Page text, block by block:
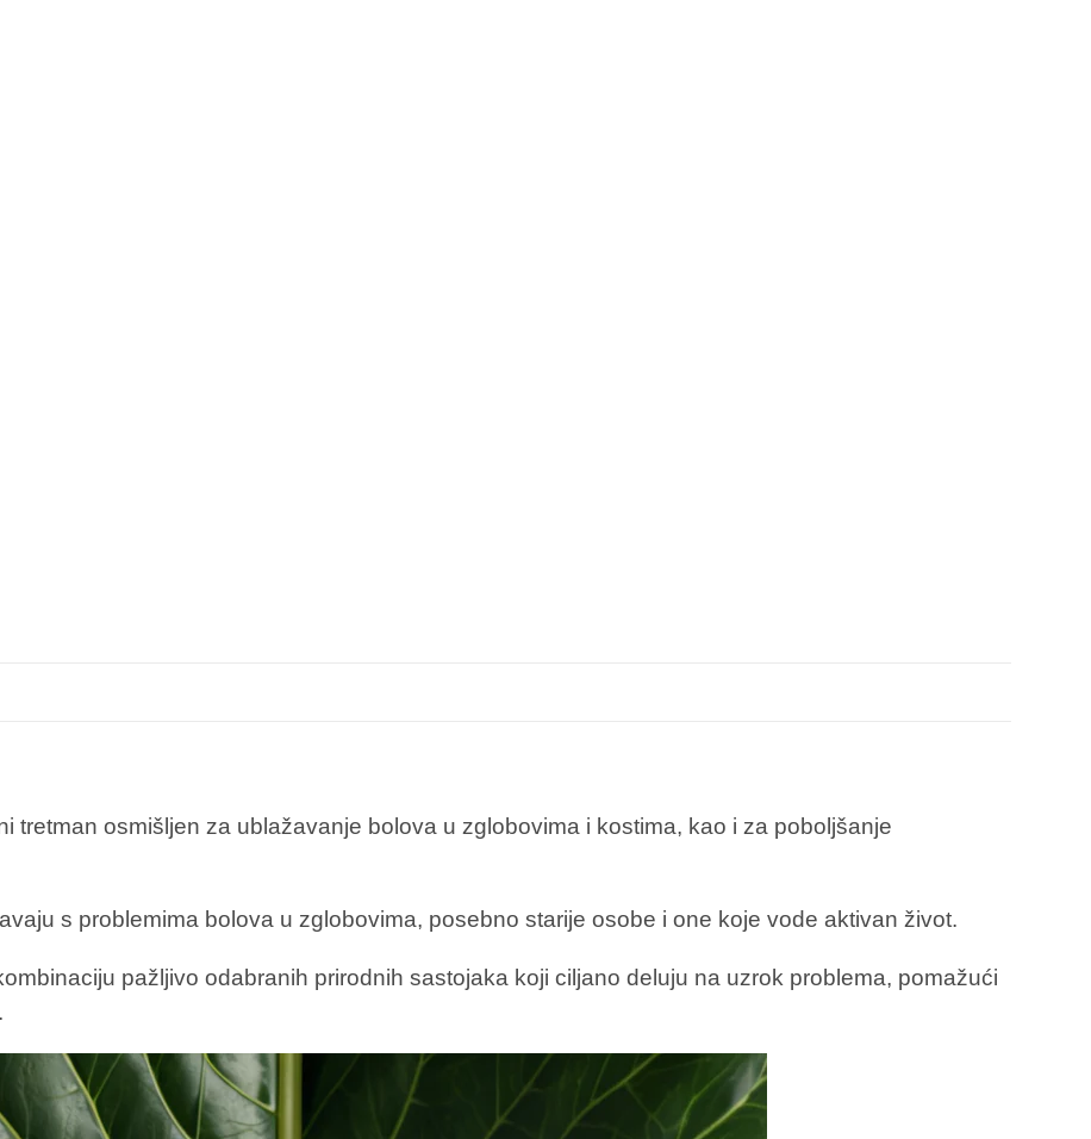
tretman osmišljen za ublažavanje bolova u zglobovima i kostima, kao i za poboljšanje
s problemima bolova u zglobovima, posebno starije osobe i one koje vode aktivan život.
pažljivo odabranih prirodnih sastojaka koji ciljano deluju na uzrok problema, pomažući